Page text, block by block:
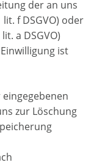
der an uns
f DSGVO) oder
a DSGVO)
ist
zur Löschung